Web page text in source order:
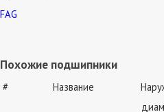
FAG
Похожие подшипники
# Название